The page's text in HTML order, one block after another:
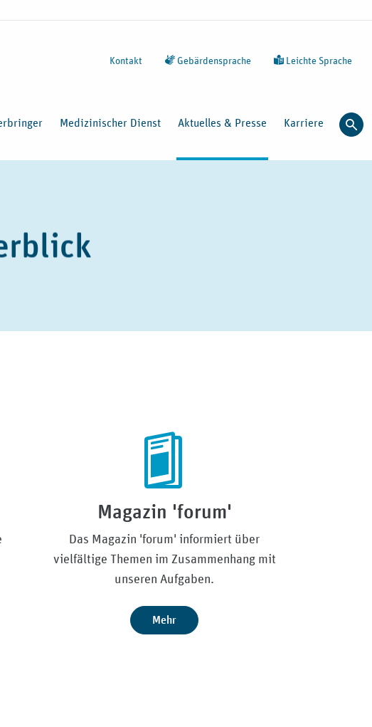
Kontakt Gebärdensprache Leichte Sprache
Medizinischer Dienst Aktuelles & Presse Karriere
Magazin 'forum'
Das Magazin 'forum' informiert über
vielfältige Themen im Zusammenhang mit
unseren Aufgaben.
Mehr